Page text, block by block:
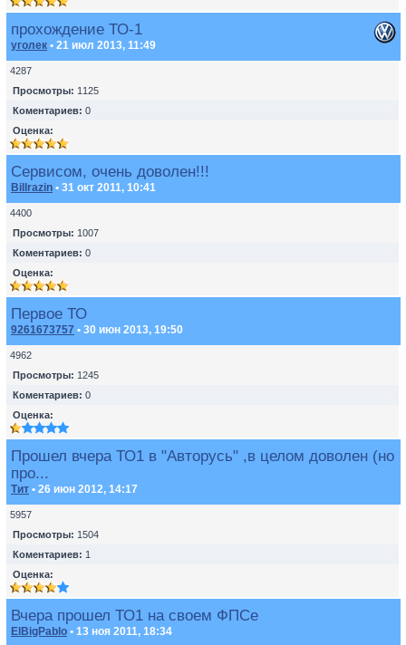
прохождение ТО-1
уголек • 21 июл 2013, 11:49
4287
Просмотры: 1125
Коментариев: 0
Оценка:
Сервисом, очень доволен!!!
Billrazin • 31 окт 2011, 10:41
4400
Просмотры: 1007
Коментариев: 0
Оценка:
Первое ТО
9261673757 • 30 июн 2013, 19:50
4962
Просмотры: 1245
Коментариев: 0
Оценка:
Прошел вчера ТО1 в "Авторусь" ,в целом доволен (но
про...
Тит • 26 июн 2012, 14:17
5957
Просмотры: 1504
Коментариев: 1
Оценка:
Вчера прошел ТО1 на своем ФПСе
ElBigPablo • 13 ноя 2011, 18:34